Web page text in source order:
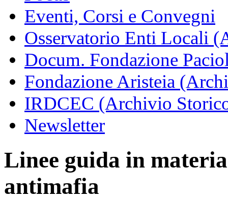
Eventi, Corsi e Convegni
Osservatorio Enti Locali
Docum. Fondazione
Fondazione Aristeia
IRDCEC (Archivio
Newsletter
Linee guida in
antimafia